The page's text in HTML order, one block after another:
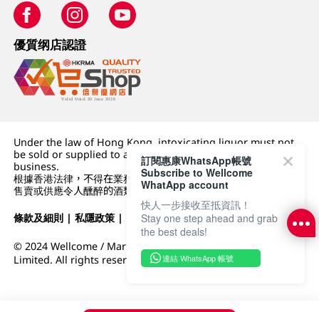
優質纲店認證
Under the law of Hong Kong, intoxicating liquor must not
be sold or supplied to a minor (under 18) in the course of
business.
根據香港法律，不得在業務過程中，向未成年人 (18 歲以下人士)
售賣或供應令人醺醉的酒類。
條款及細則 |私隱政策 | DFI零售集團
© 2024 Wellcome / Market Place. The Dairy Farm Company
Limited. All rights reserved.
訂閱惠康WhatsApp帳號
Subscribe to Wellcome
WhatApp account
快人一步接收至抵資訊！
Stay one step ahead and grab
the best deals!
連結 WhatsApp 帳號